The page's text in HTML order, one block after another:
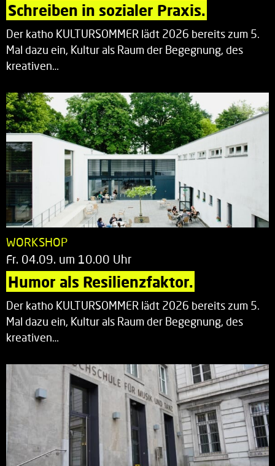
Schreiben in sozialer Praxis.
Der katho KULTURSOMMER lädt 2026 bereits zum 5.
Mal dazu ein, Kultur als Raum der Begegnung, des
kreativen…
WORKSHOP
Fr. 04.09. um 10.00 Uhr
Humor als Resilienzfaktor.
Der katho KULTURSOMMER lädt 2026 bereits zum 5.
Mal dazu ein, Kultur als Raum der Begegnung, des
kreativen…